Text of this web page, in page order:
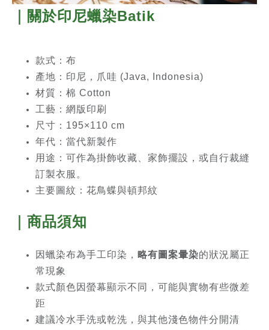
｜關於印尼蠟染Batik
款式：布
產地 ：印尼，爪哇 (Java, Indonesia)
材質：棉 Cotton
工藝：網版印刷
尺寸：195×110 cm
年代：當代新製作
用途：可作為掛飾收藏、家飾擺設，或自行裁縫
訂製衣服。
主要圖紋：花鳥蝶與頓邦紋
｜商品須知
因蠟染布為手工印染， 略有圖案暈染的狀況屬正
常現象
款式顏色因螢幕顯示不同，可能與實物有些微差
距
建議冷水手洗或乾洗，與其他淺色物件分開清